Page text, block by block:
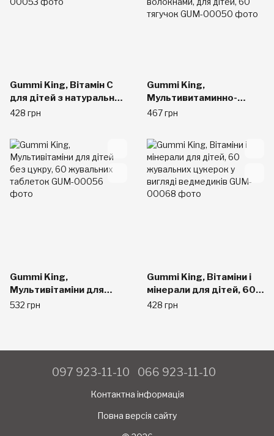
Gummi King, Вітамін C
для дітей з натуральним
апельсиновим смаком ,
428 грн
Gummi King,
Мультивитаминно-
мінеральна добавка, з
волокнами, для дітей,
60 тягучок
467 грн
Gummi King,
Мультивітаміни для
дітей без цукру, 60
532 грн
Gummi King, Вітаміни і
мінерали для дітей, 60
жувальних цукерок у
428 грн
097 923-11-10 066 923-11-10
Контактна інформація
Повна версія сайту